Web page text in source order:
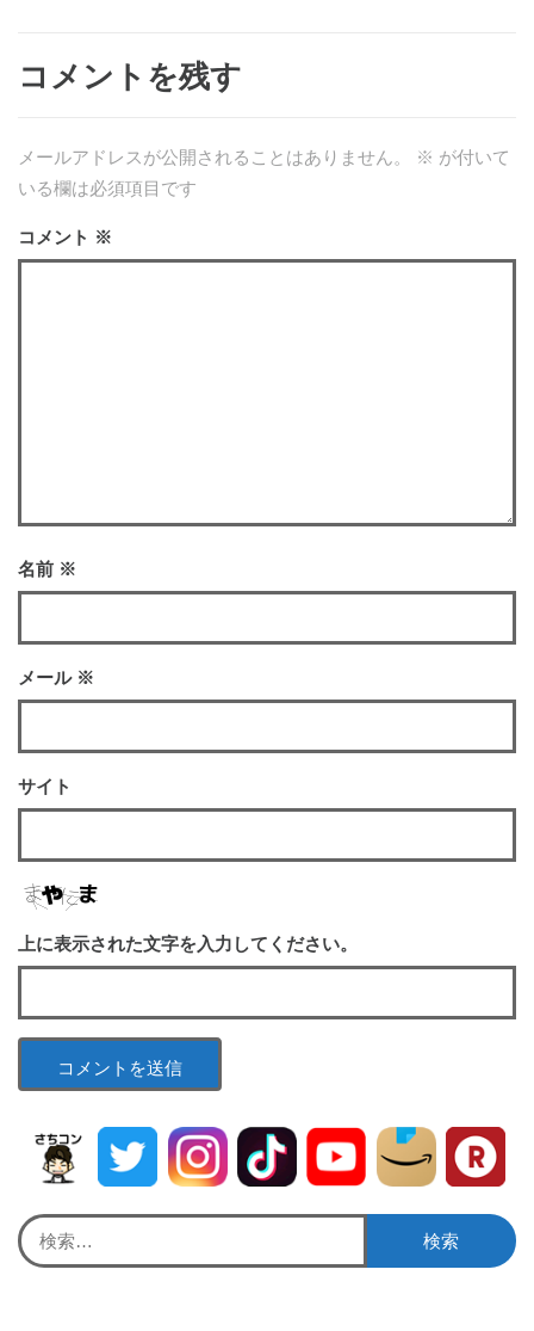
コメントを残す
メールアドレスが公開されることはありません。 ※ が付いて
いる欄は必須項目です
コメント ※
名前 ※
メール ※
サイト
上に表示された文字を入力してください。
検
索: